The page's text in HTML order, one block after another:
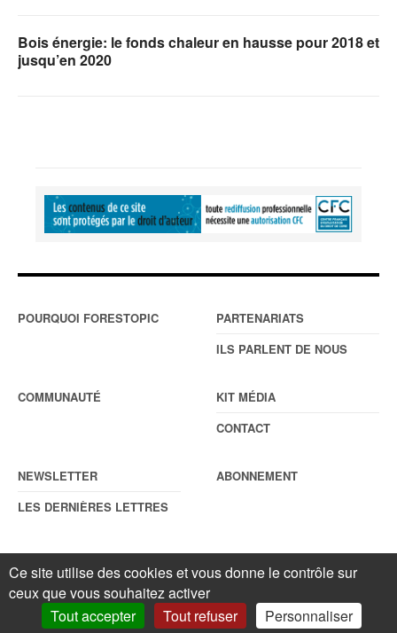
Bois énergie: le fonds chaleur en hausse pour 2018 et
jusqu’en 2020
POURQUOI FORESTOPIC
PARTENARIATS
ILS PARLENT DE NOUS
COMMUNAUTÉ
KIT MÉDIA
CONTACT
NEWSLETTER
LES DERNIÈRES LETTRES
ABONNEMENT
© ForestopicMentions légales. Reproduction interdite sans autorisation
écrite préalable.Gestionnaire de cookies
Ce site utilise des cookies et vous donne le contrôle sur
ceux que vous souhaitez activer
Tout accepter
Tout refuser Personnaliser